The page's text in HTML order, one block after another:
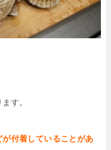
す。
付着していることがあ